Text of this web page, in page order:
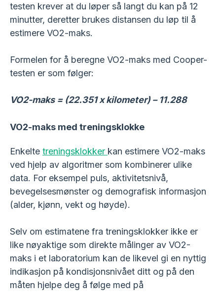
testen krever at du løper så langt du kan på 12
minutter, deretter brukes distansen du løp til å
estimere VO2-maks.
Formelen for å beregne VO2-maks med Cooper-
testen er som følger:
VO2-maks = (22.351 x kilometer) – 11.288
VO2-maks med treningsklokke
Enkelte treningsklokker kan estimere VO2-maks
ved hjelp av algoritmer som kombinerer ulike
data. For eksempel puls, aktivitetsnivå,
bevegelsesmønster og demografisk informasjon
(alder, kjønn, vekt og høyde).
Selv om estimatene fra treningsklokker ikke er
like nøyaktige som direkte målinger av VO2-
maks i et laboratorium kan de likevel gi en nyttig
indikasjon på kondisjonsnivået ditt og på den
måten hjelpe deg å følge med på